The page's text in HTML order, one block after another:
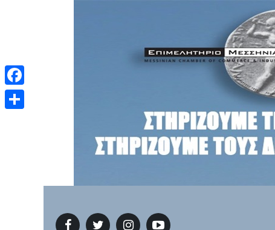
Facebook